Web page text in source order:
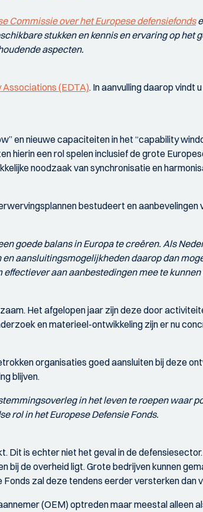
Commissie over het Europese defensiefonds
stukken en kennis en ervaring op het
aspecten.
(EDTA). In aanvulling daarop vindt
en nieuwe capaciteiten in het “capability
hierin een rol spelen inclusief de grote
noodzaak van synchronisatie en
bestudeert en aanbevelingen
goede balans in Europa te creëren. Als
aansluitingsmogelijkheden daarop dan
aan aanbestedingen mee te kunnen
Het afgelopen jaar zijn deze door
en materieel-ontwikkeling zijn er nu
organisaties goed aansluiten bij deze
blijven.
in het leven te roepen waar
rol in het Europese Defensie Fonds.
Dit is echter niet het geval in de
de overheid ligt. Grote bedrijven kunnen
zal deze tendens eerder versterken dan
(OEM) optreden maar meestal alleen